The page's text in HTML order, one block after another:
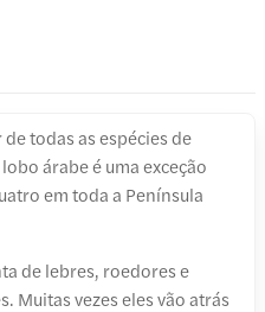
todas as espécies de
árabe é uma exceção
em toda a Península
de lebres, roedores e
Muitas vezes eles vão atrás